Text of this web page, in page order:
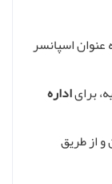
عنوان اسپانسر
اداره
و از طریق